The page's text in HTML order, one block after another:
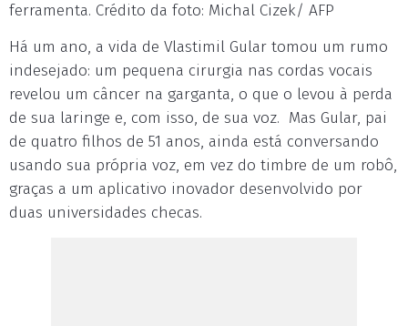
ferramenta. Crédito da foto: Michal Cizek/ AFP
Há um ano, a vida de Vlastimil Gular tomou um rumo
indesejado: um pequena cirurgia nas cordas vocais
revelou um câncer na garganta, o que o levou à perda
de sua laringe e, com isso, de sua voz. Mas Gular, pai
de quatro filhos de 51 anos, ainda está conversando
usando sua própria voz, em vez do timbre de um robô,
graças a um aplicativo inovador desenvolvido por
duas universidades checas.